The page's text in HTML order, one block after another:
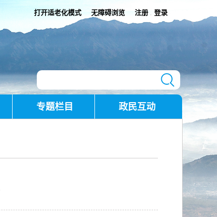
打开适老化模式 无障碍浏览 注册 登录
专题栏目 政民互动